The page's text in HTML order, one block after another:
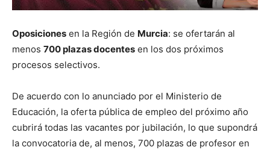
Oposiciones en la Región de Murcia: se ofertarán al
menos 700 plazas docentes en los dos próximos
procesos selectivos.
De acuerdo con lo anunciado por el Ministerio de
Educación, la oferta pública de empleo del próximo año
cubrirá todas las vacantes por jubilación, lo que supondrá
la convocatoria de, al menos, 700 plazas de profesor en